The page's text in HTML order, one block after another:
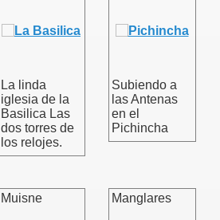
La linda
iglesia de la
Basilica Las
dos torres de
los relojes.
Subiendo a
las Antenas
en el
Pichincha
Muisne Manglares